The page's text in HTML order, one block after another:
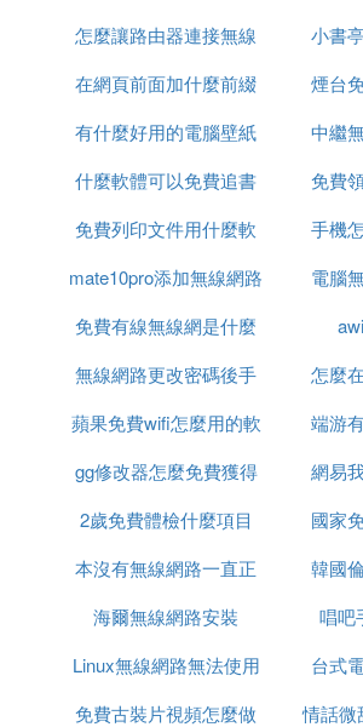
1、長時間開機或散熱不好，導致晶
下載的用戶，有條件的可以加裝散
2、眾多無線路由器電磁互擾，可以
裝一個WiFi信號分析儀APP，查看
號在1-12個信道中是否有臨近強信
挑選一個無線信號環境較好的信道
機平板支持5GHzWiFi信號，可以更
3、路由器寬頻網線水晶頭時間長了
連接松動造成網路信號弱。清洗寬
看路由器WAN口和LAN口連接是否
4、路由器老化，無線信號發射功率
自己路由器信號強度較弱，通常-
~-70dB更換路由器。
5、路由器開啟 UPnP即插即用功能
由器掛死現象。設置關閉即插即用功
法連接
怎麼讓路由器連接無線
網路連接
小書
在網頁前面加什麼前綴
才能免費看
煙台
有什麼好用的電腦壁紙
免費
中繼
什麼軟體可以免費追書
免費
免費列印文件用什麼軟
體
手機
mate10pro添加無線網路
電腦
這
免費有線無線網是什麼
意思
無線網路更改密碼後手
機連接不上
怎麼
蘋果免費wifi怎麼用的軟
體
端游
gg修改器怎麼免費獲得
腳本
網易
2歲免費體檢什麼項目
國家
本沒有無線網路一直正
在識別
韓國
海爾無線網路安裝
唱吧
Linux無線網路無法使用
台式
免費古裝片視頻怎麼做
情話微